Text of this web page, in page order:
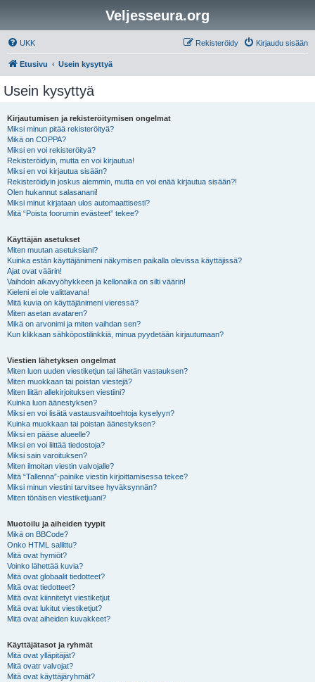
Veljesseura.org
UKK Kirjaudu sisään
Rekisteröidy
Etusivu Usein kysyttyä
Usein kysyttyä
Kirjautumisen ja rekisteröitymisen ongelmat
Miksi minun pitää rekisteröityä?
Mikä on COPPA?
Miksi en voi rekisteröityä?
Rekisteröidyin, mutta en voi kirjautua!
Miksi en voi kirjautua sisään?
Rekisteröidyin joskus aiemmin, mutta en voi enää kirjautua sisään?!
Olen hukannut salasanani!
Miksi minut kirjataan ulos automaattisesti?
Mitä “Poista foorumin evästeet” tekee?
Käyttäjän asetukset
Miten muutan asetuksiani?
Kuinka estän käyttäjänimeni näkymisen paikalla olevissa käyttäjissä?
Ajat ovat väärin!
Vaihdoin aikavyöhykkeen ja kellonaika on silti väärin!
Kieleni ei ole valittavana!
Mitä kuvia on käyttäjänimeni vieressä?
Miten asetan avataren?
Mikä on arvonimi ja miten vaihdan sen?
Kun klikkaan sähköpostilinkkiä, minua pyydetään kirjautumaan?
Viestien lähetyksen ongelmat
Miten luon uuden viestiketjun tai lähetän vastauksen?
Miten muokkaan tai poistan viestejä?
Miten liitän allekirjoituksen viestiini?
Kuinka luon äänestyksen?
Miksi en voi lisätä vastausvaihtoehtoja kyselyyn?
Kuinka muokkaan tai poistan äänestyksen?
Miksi en pääse alueelle?
Miksi en voi liittää tiedostoja?
Miksi sain varoituksen?
Miten ilmoitan viestin valvojalle?
Mitä “Tallenna”-painike viestin kirjoittamisessa tekee?
Miksi minun viestini tarvitsee hyväksynnän?
Miten tönäisen viestiketjuani?
Muotoilu ja aiheiden tyypit
Mikä on BBCode?
Onko HTML sallittu?
Mitä ovat hymiöt?
Voinko lähettää kuvia?
Mitä ovat globaalit tiedotteet?
Mitä ovat tiedotteet?
Mitä ovat kiinnitetyt viestiketjut
Mitä ovat lukitut viestiketjut?
Mitä ovat aiheiden kuvakkeet?
Käyttäjätasot ja ryhmät
Mitä ovat ylläpitäjät?
Mitä ovatr valvojat?
Mitä ovat käyttäjäryhmät?